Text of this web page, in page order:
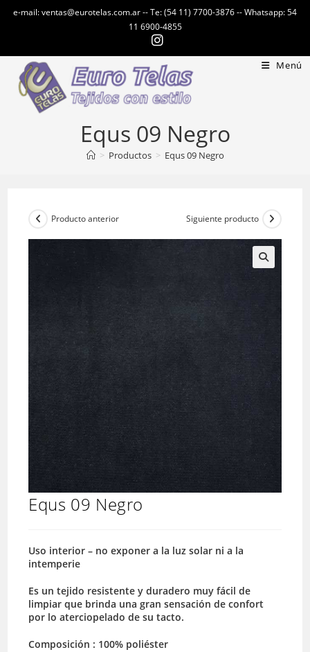
e-mail: ventas@eurotelas.com.ar -- Te: (54 11) 7700-3876 -- Whatsapp: 54
11 6900-4855
Menú
Equs 09 Negro
> Productos > Equs 09 Negro
Producto anterior Siguiente producto
Equs 09 Negro
Uso interior – no exponer a la luz solar ni a la
intemperie
Es un tejido resistente y duradero muy fácil de
limpiar que brinda una gran sensación de confort
por lo aterciopelado de su tacto.
Composición : 100% poliéster